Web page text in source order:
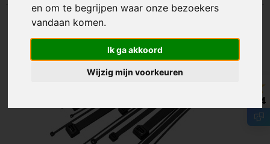
en om te begrijpen waar onze bezoekers
vandaan komen.
Ik ga akkoord
Wijzig mijn voorkeuren
8.4